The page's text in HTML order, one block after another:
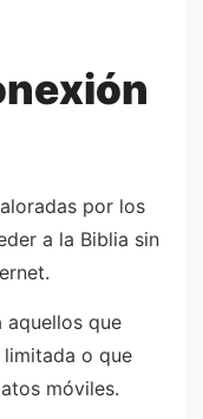
por los
a la Biblia sin
aquellos que
o que
móviles.